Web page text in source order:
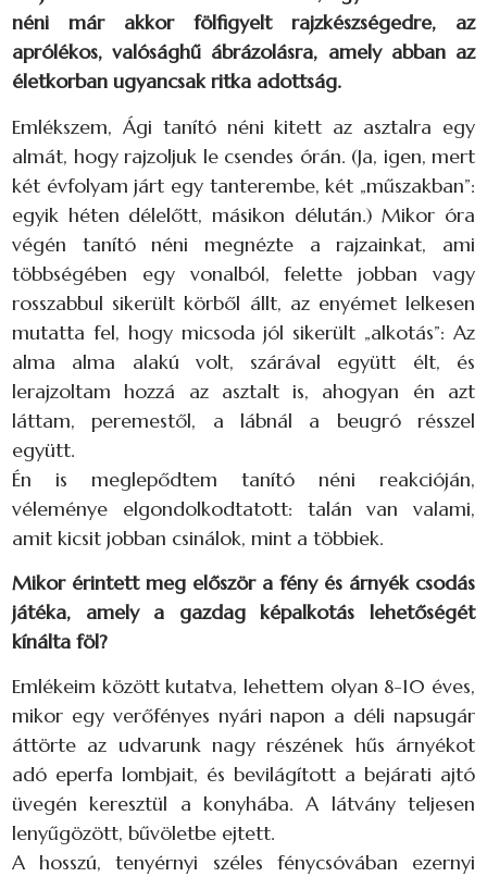
néni már akkor fölfigyelt rajzkészségedre, az
aprólékos, valósághű ábrázolásra, amely abban az
életkorban ugyancsak ritka adottság.
Emlékszem, Ági tanító néni kitett az asztalra egy
almát, hogy rajzoljuk le csendes órán. (Ja, igen, mert
két évfolyam járt egy tanterembe, két „műszakban”:
egyik héten délelőtt, másikon délután.) Mikor óra
végén tanító néni megnézte a rajzainkat, ami
többségében egy vonalból, felette jobban vagy
rosszabbul sikerült körből állt, az enyémet lelkesen
mutatta fel, hogy micsoda jól sikerült „alkotás”: Az
alma alma alakú volt, szárával együtt élt, és
lerajzoltam hozzá az asztalt is, ahogyan én azt
láttam, peremestől, a lábnál a beugró résszel
együtt.
Én is meglepődtem tanító néni reakcióján,
véleménye elgondolkodtatott: talán van valami,
amit kicsit jobban csinálok, mint a többiek.
Mikor érintett meg először a fény és árnyék csodás
játéka, amely a gazdag képalkotás lehetőségét
kínálta föl?
Emlékeim között kutatva, lehettem olyan 8-10 éves,
mikor egy verőfényes nyári napon a déli napsugár
áttörte az udvarunk nagy részének hűs árnyékot
adó eperfa lombjait, és bevilágított a bejárati ajtó
üvegén keresztül a konyhába. A látvány teljesen
lenyűgözött, bűvöletbe ejtett.
A hosszú, tenyérnyi széles fénycsóvában ezernyi